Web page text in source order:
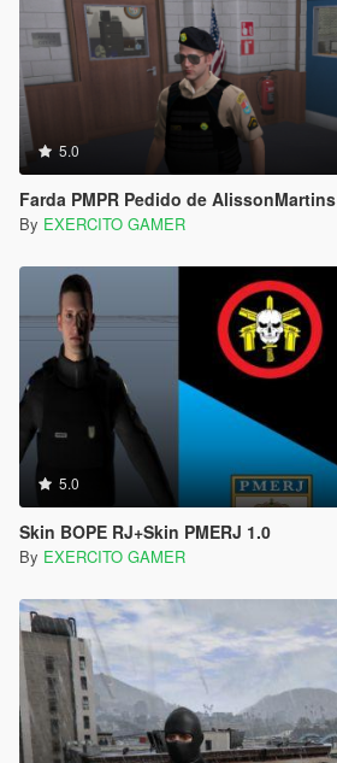
5.0
Farda PMPR Pedido de AlissonMartins
By EXERCITO GAMER
5.0
Skin BOPE RJ+Skin PMERJ 1.0
By EXERCITO GAMER